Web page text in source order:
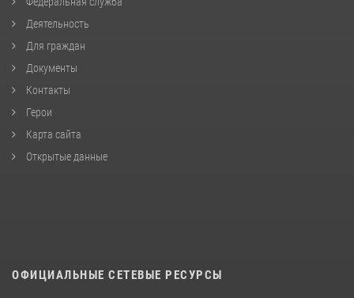
Деятельность
Для граждан
Документы
Контакты
Герои
Карта сайта
Открытые данные
ОФИЦИАЛЬНЫЕ СЕТЕВЫЕ РЕСУРСЫ